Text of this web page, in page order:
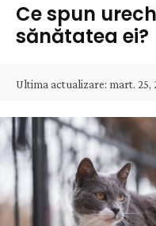
Ce spun
sănătatea ei?
Ultima actualizare: mart. 25,